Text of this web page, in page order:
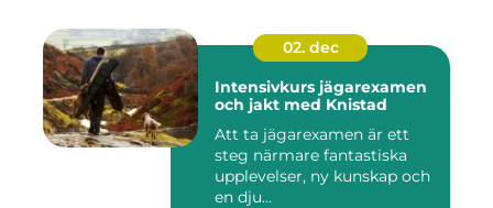
02. dec
Intensivkurs jägarexamen
och jakt med Knistad
Att ta jägarexamen är ett
steg närmare fantastiska
upplevelser, ny kunskap och
en dju...